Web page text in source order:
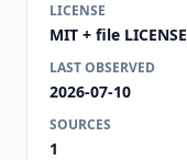
LICENSE
MIT + file LICENSE
LAST OBSERVED
2026-07-10
SOURCES
1